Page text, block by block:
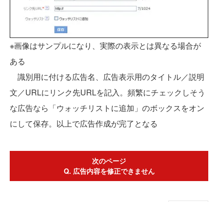
※画像はサンプルになり、実際の表示とは異なる場合が
ある
識別用に付ける広告名、広告表示用のタイトル／説明
文／URLにリンク先URLを記入。頻繁にチェックしそう
な広告なら「ウォッチリストに追加」のボックスをオン
にして保存。以上で広告作成が完了となる
次のページ
Q. 広告内容を修正できません